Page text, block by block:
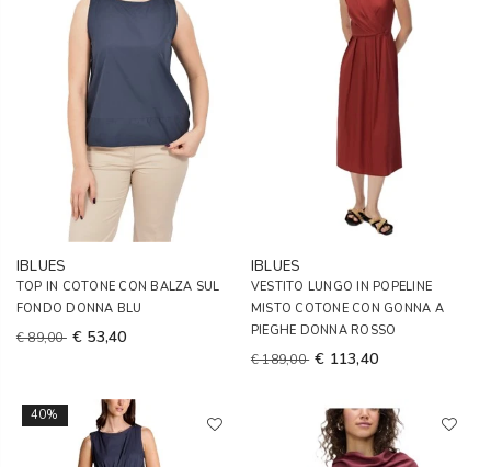
IBLUES
TOP IN COTONE CON BALZA SUL
FONDO DONNA BLU
€ 89,00 € 53,40
IBLUES
VESTITO LUNGO IN POPELINE
MISTO COTONE CON GONNA A
PIEGHE DONNA ROSSO
€ 189,00 € 113,40
40%